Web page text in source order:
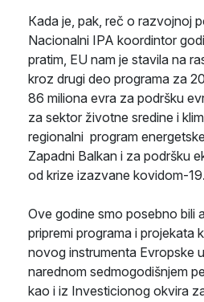
Кada je, pak, reč o razvojnoj
Nacionalni IPA koordintor
pratim, EU nam je stavila na
kroz drugi deo programa za
86 miliona evra za podršku
za sektor životne sredine i
regionalni program
Zapadni Balkan i za podršku
od krize izazvane kovidom-19.
Ove godine smo posebno bili
pripremi programa i projekata
novog instrumenta Evropske
narednom sedmogodišnjem
kao i iz Investicionog okvira